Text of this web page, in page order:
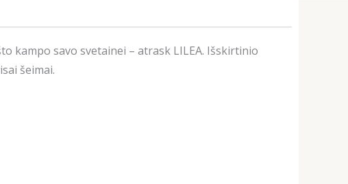
kampo savo svetainei – atrask LILEA. Išskirtinio
šeimai.